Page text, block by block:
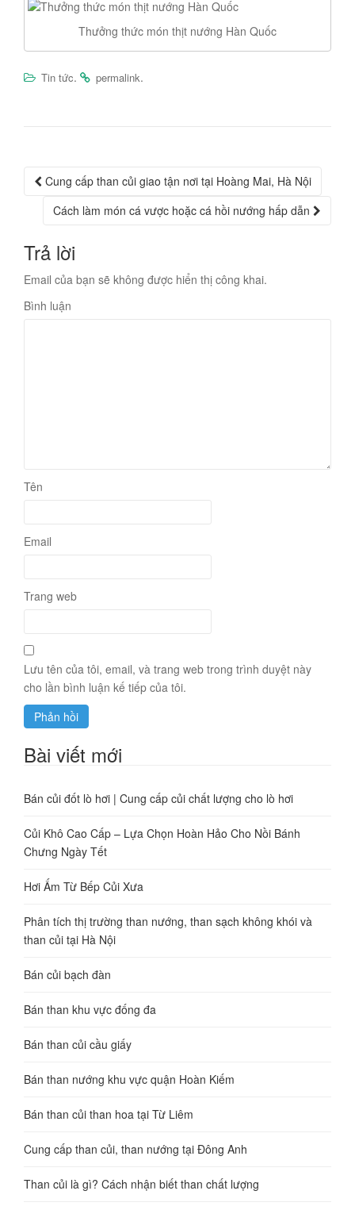
Thưởng thức món thịt nướng Hàn Quốc
Tin tức. permalink.
Post
navigation
Cung cấp than củi giao tận nơi tại Hoàng Mai, Hà Nội
Cách làm món cá vược hoặc cá hồi nướng hấp dẫn
Trả lời
Email của bạn sẽ không được hiển thị công khai.
Bình luận
Tên
Email
Trang web
Lưu tên của tôi, email, và trang web trong trình duyệt này
cho lần bình luận kế tiếp của tôi.
Bài viết mới
Bán củi đốt lò hơi | Cung cấp củi chất lượng cho lò hơi
Củi Khô Cao Cấp – Lựa Chọn Hoàn Hảo Cho Nồi Bánh
Chưng Ngày Tết
Hơi Ấm Từ Bếp Củi Xưa
Phân tích thị trường than nướng, than sạch không khói và
than củi tại Hà Nội
Bán củi bạch đàn
Bán than khu vực đống đa
Bán than củi cầu giấy
Bán than nướng khu vực quận Hoàn Kiếm
Bán than củi than hoa tại Từ Liêm
Cung cấp than củi, than nướng tại Đông Anh
Than củi là gì? Cách nhận biết than chất lượng